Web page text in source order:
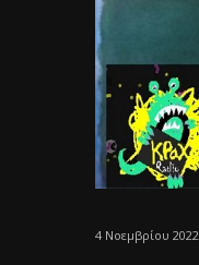
4 Νοεμβρίου 2022